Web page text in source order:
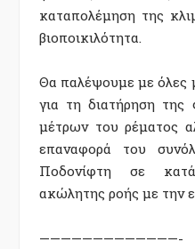
καταπολέμηση της
βιοποικιλότητα.
Θα παλέψουμε με όλες
για τη διατήρηση
μέτρων του ρέματος
επαναφορά του
Ποδονίφτη σε
ακώλητης ροής με την
—————————————-